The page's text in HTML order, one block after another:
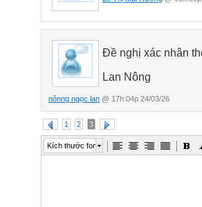
Đề nghị xác nhân
Lan Nông
nônng ngọc lan @ 17h:04p 24/03/26
1 2 3
Kích thước font